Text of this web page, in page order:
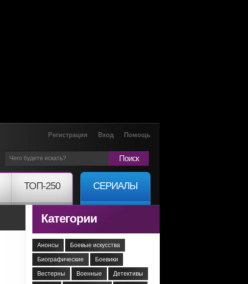
Регистрация Вход Помощь
Поиск
ТОП-250 СЕРИАЛЫ
Категории
Анонсы Боевые искусства
Биографические Боевики
Вестерны Военные Детективы